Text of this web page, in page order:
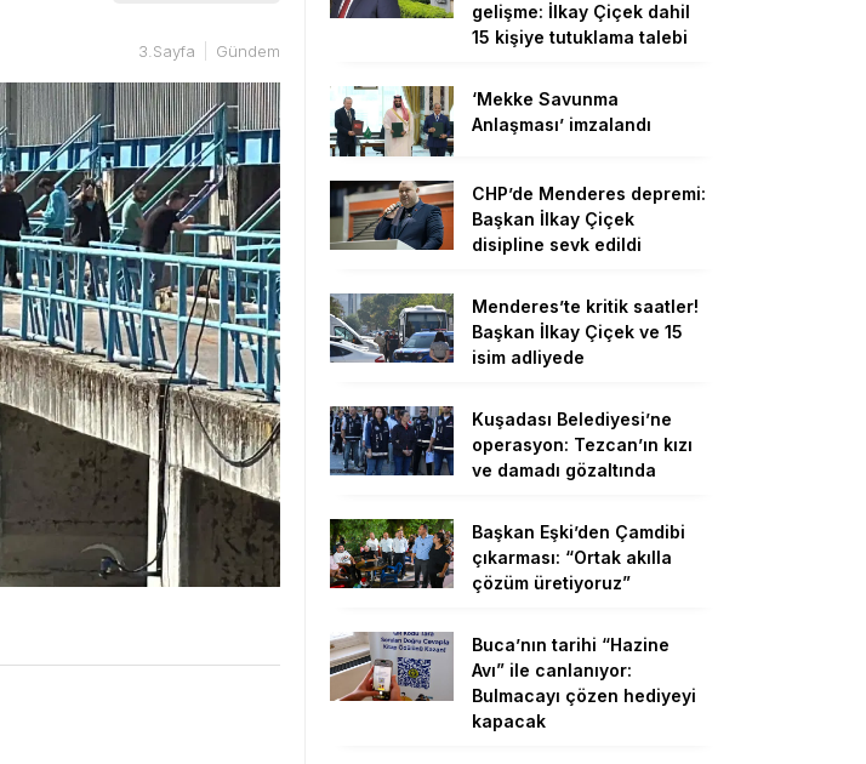
3.Sayfa Gündem
gelişme: İlkay Çiçek dahil
15 kişiye tutuklama talebi
‘Mekke Savunma
Anlaşması’ imzalandı
CHP’de Menderes depremi:
Başkan İlkay Çiçek
disipline sevk edildi
Menderes’te kritik saatler!
Başkan İlkay Çiçek ve 15
isim adliyede
Kuşadası Belediyesi’ne
operasyon: Tezcan’ın kızı
ve damadı gözaltında
Başkan Eşki’den Çamdibi
çıkarması: “Ortak akılla
çözüm üretiyoruz”
Buca’nın tarihi “Hazine
Avı” ile canlanıyor:
Bulmacayı çözen hediyeyi
kapacak